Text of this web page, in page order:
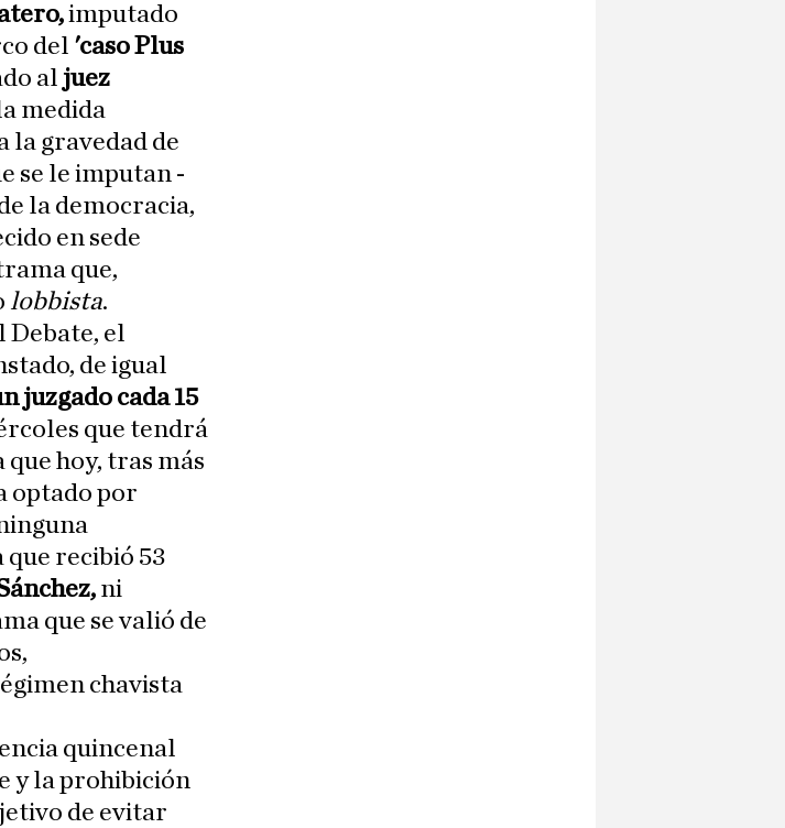
imputado
del 'caso Plus
al juez
medida
la gravedad de
se le imputan -
la democracia,
en sede
que,
lobbista.
Debate, el
de igual
juzgado cada 15
que tendrá
que hoy, tras más
optado por
recibió 53
ni
que se valió de
chavista
quincenal
y la prohibición
de evitar